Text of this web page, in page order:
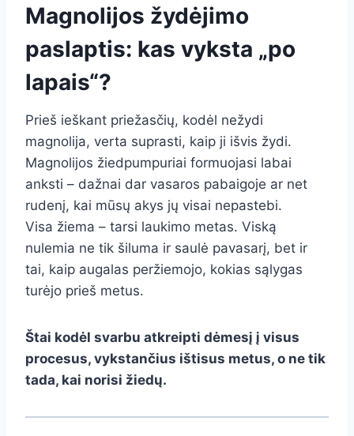
Magnolijos žydėjimo
paslaptis: kas vyksta „po
lapais“?
Prieš ieškant priežasčių, kodėl nežydi
magnolija, verta suprasti, kaip ji išvis žydi.
Magnolijos žiedpumpuriai formuojasi labai
anksti – dažnai dar vasaros pabaigoje ar net
rudenį, kai mūsų akys jų visai nepastebi.
Visa žiema – tarsi laukimo metas. Viską
nulemia ne tik šiluma ir saulė pavasarį, bet ir
tai, kaip augalas peržiemojo, kokias sąlygas
turėjo prieš metus.
Štai kodėl svarbu atkreipti dėmesį į visus
procesus, vykstančius ištisus metus, o ne tik
tada, kai norisi žiedų.